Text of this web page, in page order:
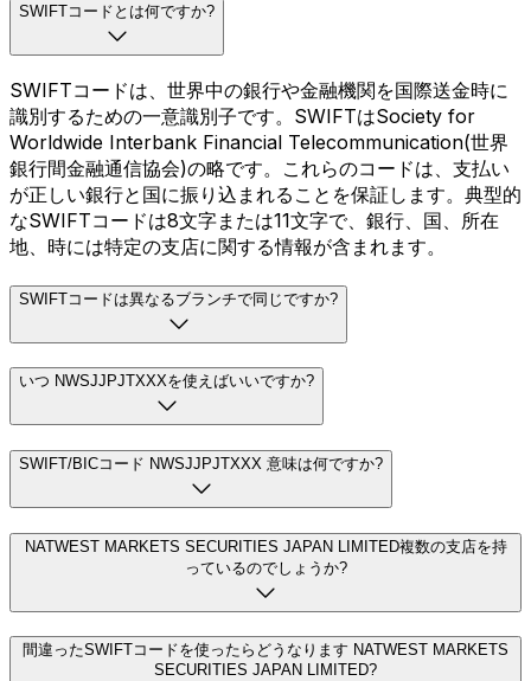
SWIFTコードとは何ですか?
SWIFTコードは、世界中の銀行や金融機関を国際送金時に
識別するための一意識別子です。SWIFTはSociety for
Worldwide Interbank Financial Telecommunication(世界
銀行間金融通信協会)の略です。これらのコードは、支払い
が正しい銀行と国に振り込まれることを保証します。典型的
なSWIFTコードは8文字または11文字で、銀行、国、所在
地、時には特定の支店に関する情報が含まれます。
SWIFTコードは異なるブランチで同じですか?
いつ NWSJJPJTXXXを使えばいいですか?
SWIFT/BICコード NWSJJPJTXXX 意味は何ですか?
NATWEST MARKETS SECURITIES JAPAN LIMITED複数の支店を持
っているのでしょうか?
間違ったSWIFTコードを使ったらどうなります NATWEST MARKETS
SECURITIES JAPAN LIMITED?